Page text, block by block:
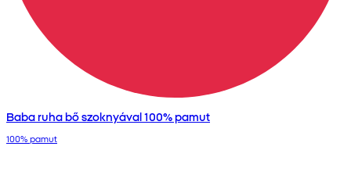
Baba ruha bő szoknyával 100% pamut
100% pamut